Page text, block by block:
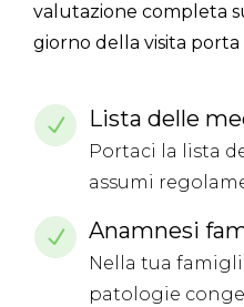
valutazione completa
giorno della visita porta
Lista delle
Portaci la lista
assumi
Anamnesi
Nella tua
patologie